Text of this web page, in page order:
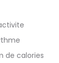
de calories